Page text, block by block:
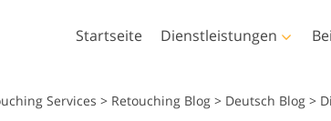
Startseite Dienstleistungen
Lightroom Photoshop
Services > Retouching Blog > Deutsch Blog >